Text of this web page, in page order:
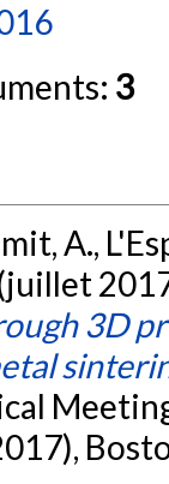
3
A.,
3D